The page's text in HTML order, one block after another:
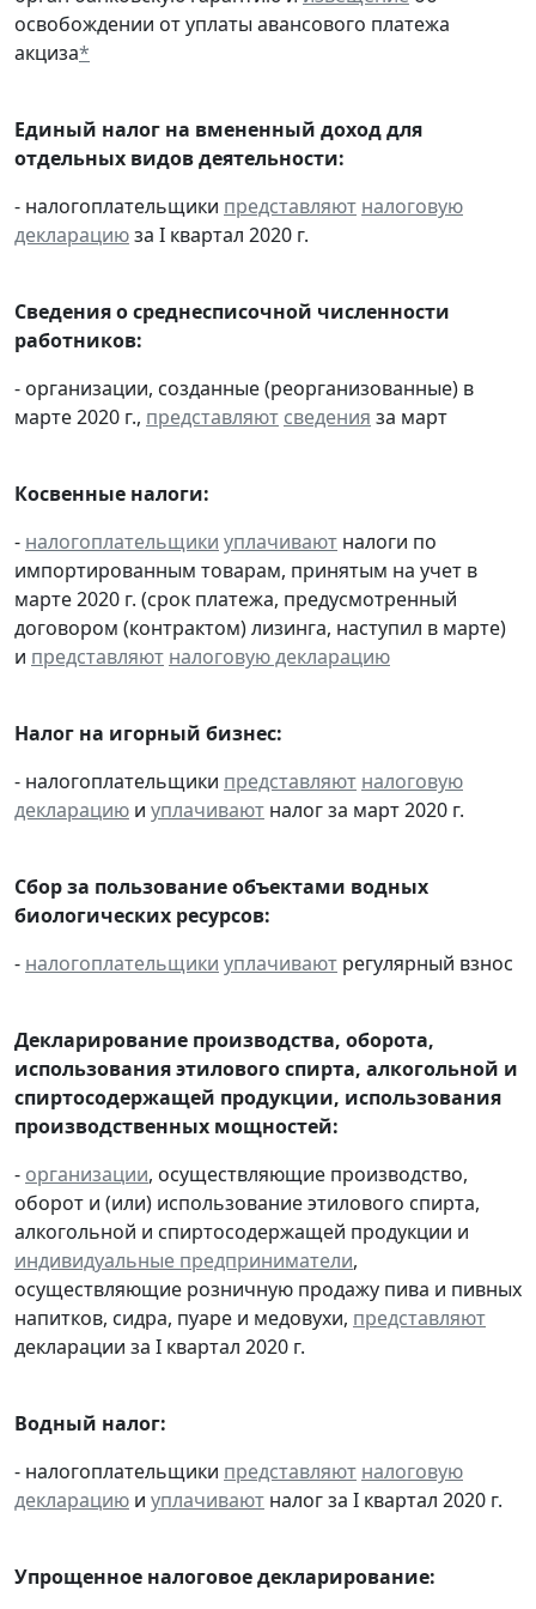
освобождении от уплаты авансового платежа
акциза*
Единый налог на вмененный доход для
отдельных видов деятельности:
- налогоплательщики представляют налоговую
декларациюза I квартал 2020 г.
Сведения о среднесписочной численности
работников:
- организации, созданные (реорганизованные) в
марте 2020 г., представляют сведения за март
Косвенные налоги:
- налогоплательщики уплачивают налоги по
импортированным товарам, принятым на учет в
марте 2020 г. (срок платежа, предусмотренный
договором (контрактом) лизинга, наступил в марте)
и представляют налоговую декларацию
Налог на игорный бизнес:
- налогоплательщики представляют налоговую
декларацию и уплачивают налог за март 2020 г.
Сбор за пользование объектами водных
биологических ресурсов:
- налогоплательщики уплачивают регулярный взнос
Декларирование производства, оборота,
использования этилового спирта, алкогольной и
спиртосодержащей продукции, использования
производственных мощностей:
- организации, осуществляющие производство,
оборот и (или) использование этилового спирта,
алкогольной и спиртосодержащей продукции и
индивидуальные предприниматели,
осуществляющие розничную продажу пива и пивных
напитков, сидра, пуаре и медовухи, представляют
декларации за I квартал 2020 г.
Водный налог:
- налогоплательщики представляют налоговую
декларацию и уплачивают налог за I квартал 2020 г.
Упрощенное налоговое декларирование: